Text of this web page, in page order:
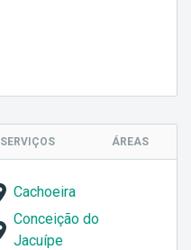
SERVIÇOS ÁREAS
Cachoeira
Conceição do
Jacuípe